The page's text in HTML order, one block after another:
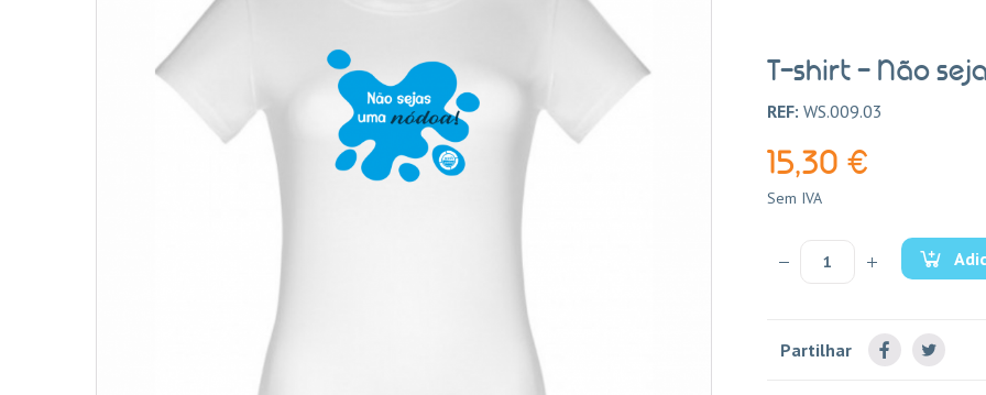
T-shirt - Não
REF: WS.009.03
15,30 €
Sem IVA
Partilhar